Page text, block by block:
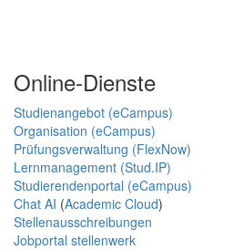
Online-Dienste
Studienangebot (eCampus)
Organisation (eCampus)
Prüfungsverwaltung (FlexNow)
Lernmanagement (Stud.IP)
Studierendenportal (eCampus)
Chat AI (Academic Cloud)
Stellenausschreibungen
Jobportal stellenwerk